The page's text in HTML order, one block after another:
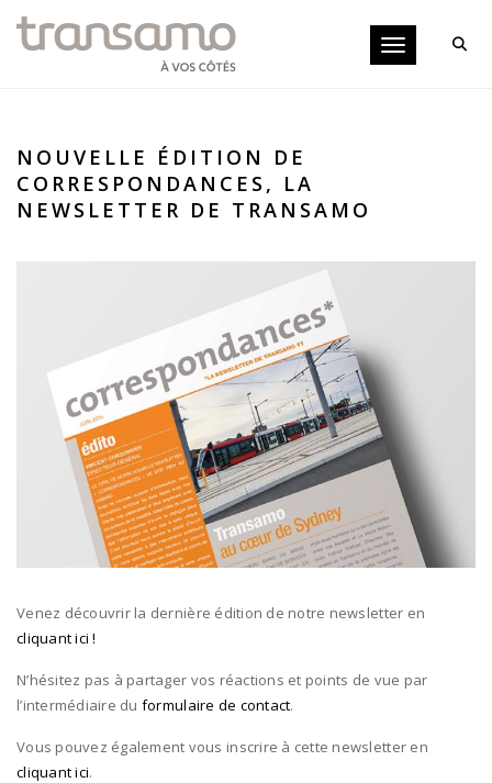
Toggle
NOUVELLE ÉDITION DE
CORRESPONDANCES, LA
NEWSLETTER DE TRANSAMO
Venez découvrir la dernière édition de notre newsletter en
cliquant ici !
N’hésitez pas à partager vos réactions et points de vue par
l’intermédiaire du formulaire de contact.
Vous pouvez également vous inscrire à cette newsletter en
cliquant ici.
Panneau de gestion des cookies